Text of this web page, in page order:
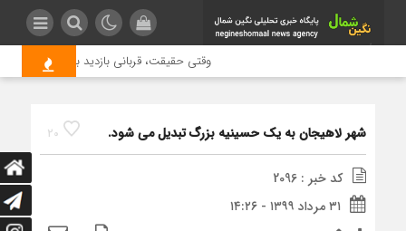
وقتی حقیقت، قربانی بازدید بیشتر می
20 شهر لاهیجان به یک حسینیه بزرگ تبدیل می شود.
کد خبر : 2096
۳۱ مرداد ۱۳۹۹ - ۱۴:۲۶